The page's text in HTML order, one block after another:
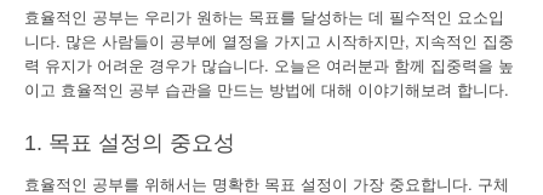
효율적인 공부는 우리가 원하는 목표를 달성하는 데 필수적인 요소입
니다. 많은 사람들이 공부에 열정을 가지고 시작하지만, 지속적인 집중
력 유지가 어려운 경우가 많습니다. 오늘은 여러분과 함께 집중력을 높
이고 효율적인 공부 습관을 만드는 방법에 대해 이야기해보려 합니다.
1. 목표 설정의 중요성
효율적인 공부를 위해서는 명확한 목표 설정이 가장 중요합니다. 구체